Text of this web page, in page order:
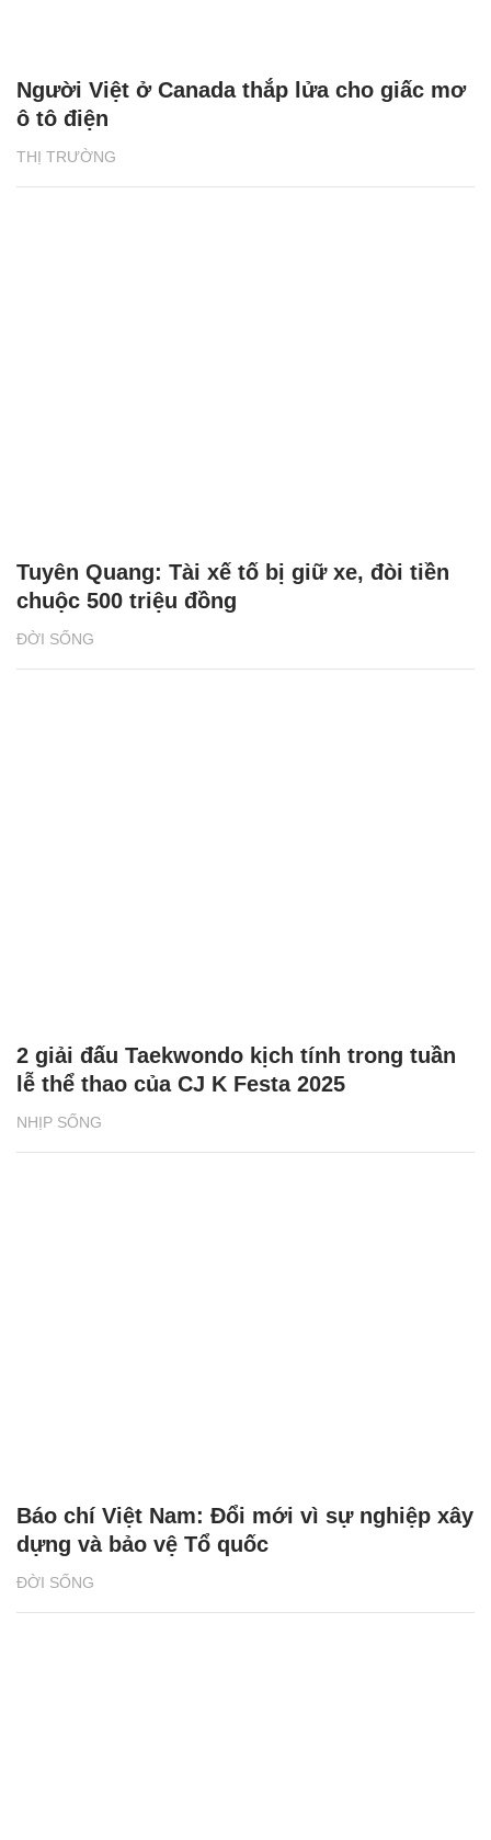
THỊ TRƯỜNG
Người Việt ở Canada thắp lửa cho giấc mơ
ô tô điện
ĐỜI SỐNG
Tuyên Quang: Tài xế tố bị giữ xe, đòi tiền
chuộc 500 triệu đồng
NHỊP SỐNG
2 giải đấu Taekwondo kịch tính trong tuần
lễ thể thao của CJ K Festa 2025
ĐỜI SỐNG
Báo chí Việt Nam: Đổi mới vì sự nghiệp xây
dựng và bảo vệ Tổ quốc